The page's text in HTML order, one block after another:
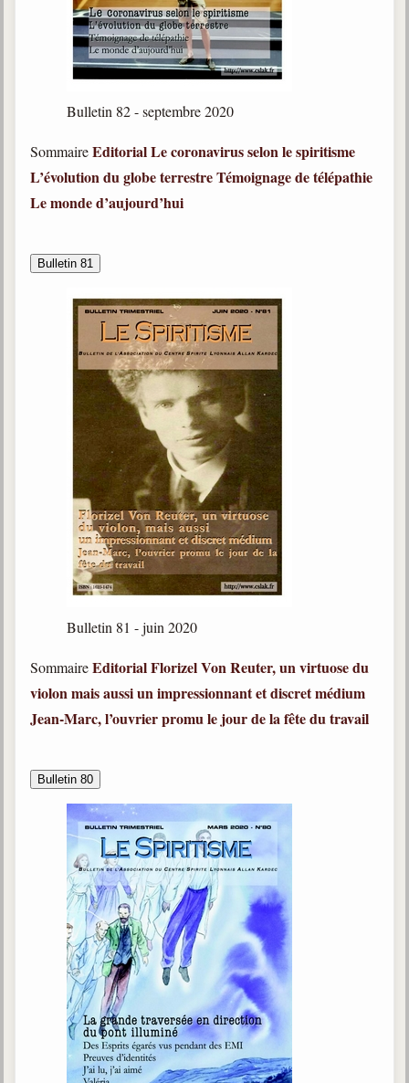
Bulletin 82 - septembre 2020
SommaireEditorialLe coronavirus selon le spiritisme
L’évolution du globe terrestreTémoignage de télépathie
Le monde d’aujourd’hui
Bulletin 81
Bulletin 81 - juin 2020
SommaireEditorialFlorizel Von Reuter, un virtuose du
violon mais aussi un impressionnant et discret médium
Jean-Marc, l’ouvrier promu le jour de la fête du travail
Bulletin 80